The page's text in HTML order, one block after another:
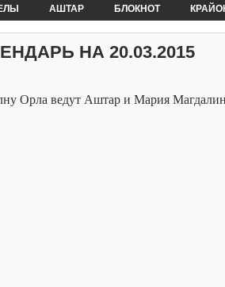
АШТАР БЛОКНОТ
НА 20.03.2015
Орла ведут Аштар и Мария